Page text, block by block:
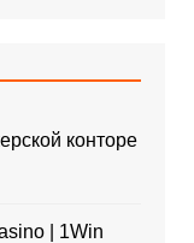
конторе
| 1Win